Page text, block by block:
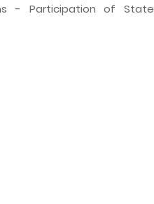
- Participation of State